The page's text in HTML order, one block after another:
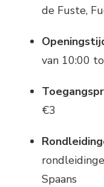
de Fuste,
van 10:00
€3
Spaans